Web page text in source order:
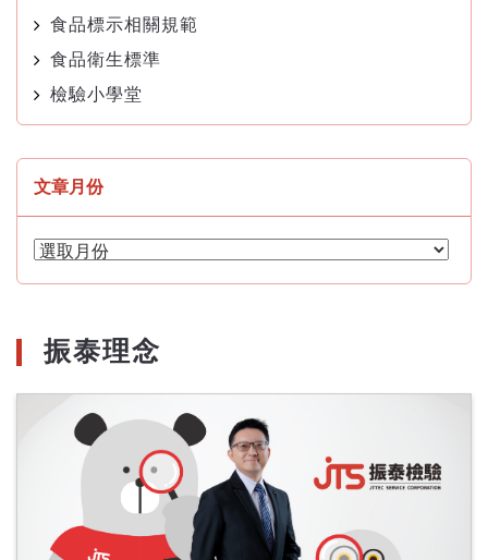
食品標示相關規範
食品衛生標準
檢驗小學堂
文章月份
文
振泰理念